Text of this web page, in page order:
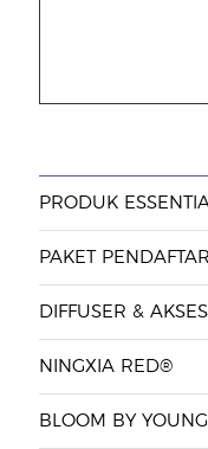
PRODUK
PAKET
DIFFUSER &
NINGXIA RED®
BLOOM BY